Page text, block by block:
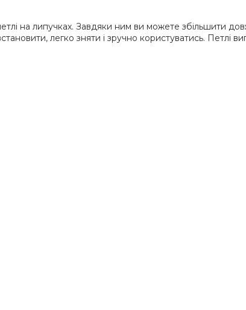
на липучках. Завдяки ним ви можете збільшити
легко зняти і зручно користуватись. Петлі